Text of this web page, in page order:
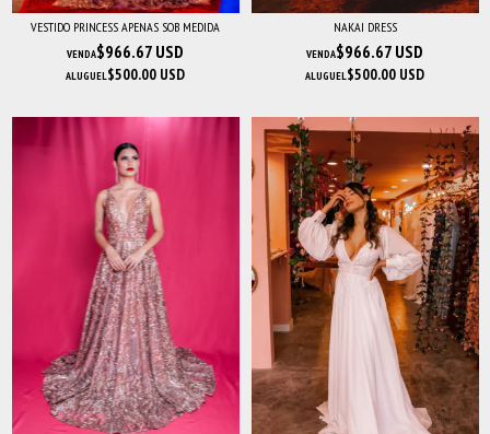
VESTIDO PRINCESS APENAS SOB MEDIDA
VENDA$966.67 USD
ALUGUEL$500.00 USD
NAKAI DRESS
VENDA$966.67 USD
ALUGUEL$500.00 USD